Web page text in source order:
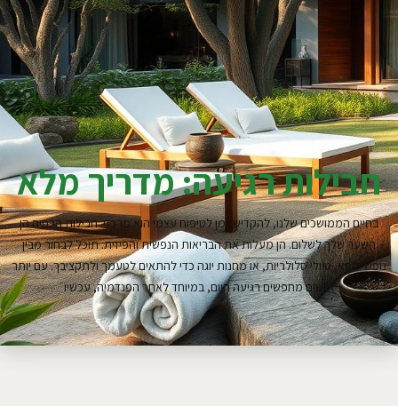
חבילות רגיעה: מדריך מלא
בחיים הממושכים שלנו, להקדיש זמן לטיפוח עצמי הוא מרכזי. חבילות הרפיה הן
השער שלך לשלום. הן מעלות את הבריאות הנפשית והפיזית. תוכל לבחור מבין
נופשי ספא, טיולי סלולריות, או מחנות יוגה כדי להתאים לטעמך ולתקציבך. עם יותר
אנשים מחפשים רגיעה היום, במיוחד לאחר הפנדמיה, עכשיו